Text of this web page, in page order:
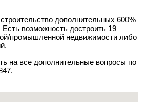
дополнительных 600%
возможность достроить 19
промышленной недвижимости либо
на все дополнительные вопросы по